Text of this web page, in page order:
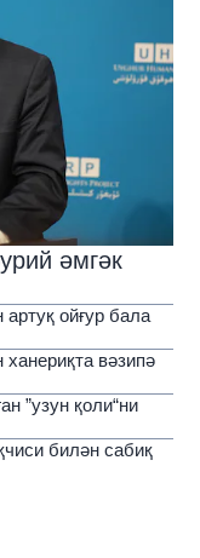
әмгәк
ойғур бала
вәзипә
”узун қоли“ни
билән сабиқ